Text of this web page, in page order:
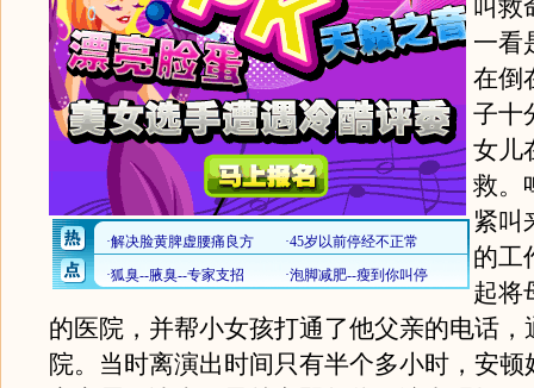
叫救
一看
在倒
子十
女儿
救。
紧叫
的工
起将
的医院，并帮小女孩打通了他父亲的电话，
院。当时离演出时间只有半个多小时，安顿